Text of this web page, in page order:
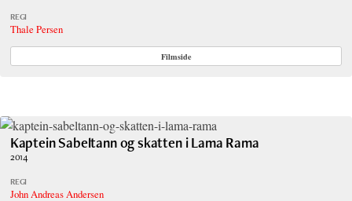
REGI
Thale Persen
Filmside
Kaptein Sabeltann og skatten i Lama Rama
2014
REGI
John Andreas Andersen